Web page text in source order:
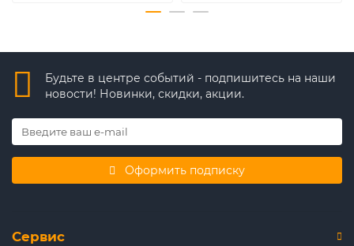
Будьте в центре событий - подпишитесь на наши
новости! Новинки, скидки, акции.
Оформить подписку
Сервис